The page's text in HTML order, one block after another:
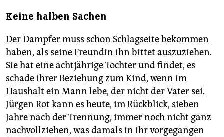
Keine halben Sachen
Der Dampfer muss schon Schlagseite bekommen
haben, als seine Freundin ihn bittet auszuziehen.
Sie hat eine achtjährige Tochter und findet, es
schade ihrer Beziehung zum Kind, wenn im
Haushalt ein Mann lebe, der nicht der Vater sei.
Jürgen Rot kann es heute, im Rückblick, sieben
Jahre nach der Trennung, immer noch nicht ganz
nachvollziehen, was damals in ihr vorgegangen